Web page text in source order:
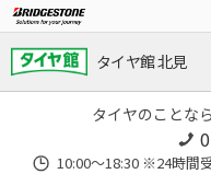
タイヤ館 北見
タイヤのことな
10:00～18:30 ※24時間